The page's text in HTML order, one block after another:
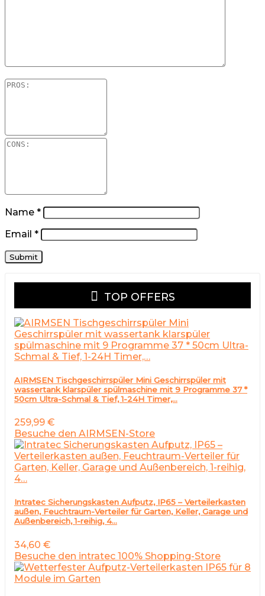
Name *
Email *
TOP OFFERS
AIRMSEN Tischgeschirrspüler Mini Geschirrspüler mit
wassertank klarspüler spülmaschine mit 9 Programme 37 *
50cm Ultra-Schmal & Tief, 1-24H Timer,…
259,99 €
Besuche den AIRMSEN-Store
Intratec Sicherungskasten Aufputz, IP65 – Verteilerkasten
außen, Feuchtraum-Verteiler für Garten, Keller, Garage und
Außenbereich, 1-reihig, 4…
34,60 €
Besuche den intratec 100% Shopping-Store